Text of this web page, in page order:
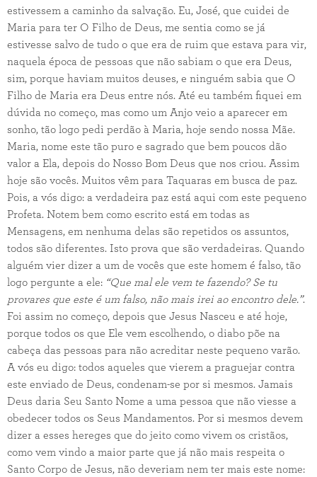
estivessem a caminho da salvação. Eu, José, que cuidei de
Maria para ter O Filho de Deus, me sentia como se já
estivesse salvo de tudo o que era de ruim que estava para vir,
naquela época de pessoas que não sabiam o que era Deus,
sim, porque haviam muitos deuses, e ninguém sabia que O
Filho de Maria era Deus entre nós. Até eu também fiquei em
dúvida no começo, mas como um Anjo veio a aparecer em
sonho, tão logo pedi perdão à Maria, hoje sendo nossa Mãe.
Maria, nome este tão puro e sagrado que bem poucos dão
valor a Ela, depois do Nosso Bom Deus que nos criou. Assim
hoje são vocês. Muitos vêm para Taquaras em busca de paz.
Pois, a vós digo: a verdadeira paz está aqui com este pequeno
Profeta. Notem bem como escrito está em todas as
Mensagens, em nenhuma delas são repetidos os assuntos,
todos são diferentes. Isto prova que são verdadeiras. Quando
alguém vier dizer a um de vocês que este homem é falso, tão
logo pergunte a ele: “Que mal ele vem te fazendo? Se tu
provares que este é um falso, não mais irei ao encontro dele.”.
Foi assim no começo, depois que Jesus Nasceu e até hoje,
porque todos os que Ele vem escolhendo, o diabo põe na
cabeça das pessoas para não acreditar neste pequeno varão.
A vós eu digo: todos aqueles que vierem a praguejar contra
este enviado de Deus, condenam-se por si mesmos. Jamais
Deus daria Seu Santo Nome a uma pessoa que não viesse a
obedecer todos os Seus Mandamentos. Por si mesmos devem
dizer a esses hereges que do jeito como vivem os cristãos,
como vem vindo a maior parte que já não mais respeita o
Santo Corpo de Jesus, não deveriam nem ter mais este nome: